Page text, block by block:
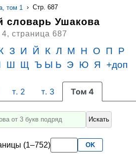
том 1 › Стр. 687
словарь Ушакова
страница 687
З И Й К Л М Н О П
Р
Ш Щ Ъ Ы Ь Э Ю Я +доп
т. 2 т. 3 Том 4
Введите
поиска
Искать
(1–752) OK